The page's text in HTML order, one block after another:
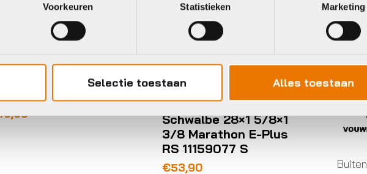
Voorkeuren Statistieken Marketing
Selectie toestaan Alles toestaan
Buitenbanden/tubes
Schwalbe 28×1 5/8×1
3/8 Marathon E-Plus